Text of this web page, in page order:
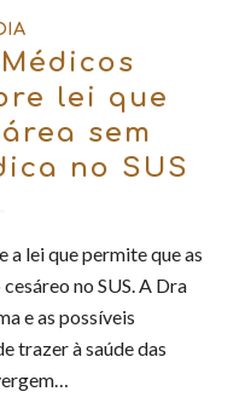
lei que
sem
no SUS
lei que permite que as
no SUS. A Dra
e as possíveis
trazer à saúde das